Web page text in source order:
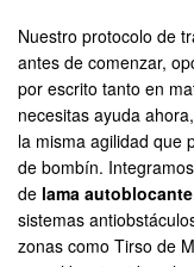
Nuestro protocolo de
antes de comenzar,
por escrito tanto en
necesitas ayuda
la misma agilidad que
de bombín.
de lama autoblocante
sistemas
zonas como Tirso de